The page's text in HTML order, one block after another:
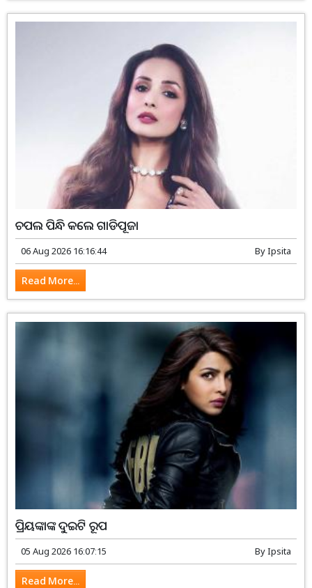
ଚପଲ ପିନ୍ଧି କଲେ ଗାଡିପୂଜା
06 Aug 2026 16:16:44 ByIpsita
Read More...
ପ୍ରିୟଙ୍କାଙ୍କ ଦୁଇଟି ରୂପ
05 Aug 2026 16:07:15 ByIpsita
Read More...